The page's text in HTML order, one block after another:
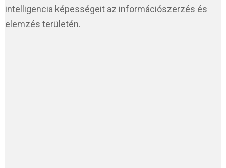
intelligencia képességeit az információszerzés és
elemzés területén.